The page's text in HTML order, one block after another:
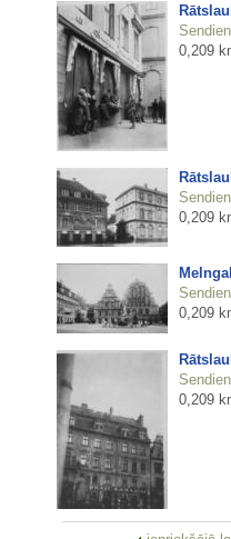
0,209
0,209
0,209
0,209